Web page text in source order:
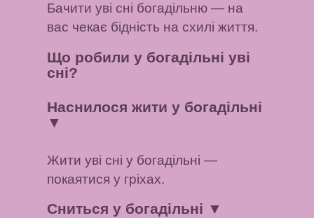
Бачити уві сні богадільню — на
вас чекає бідність на схилі життя.
Що робили у богадільні уві
сні?
Наснилося жити у богадільні
▼
Жити уві сні у богадільні —
покаятися у гріхах.
Сниться у богадільні ▼